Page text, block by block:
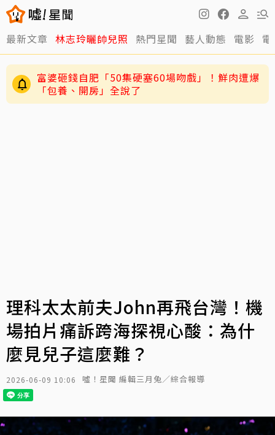
最新文章 林志玲曬帥兒照 熱門星聞 藝人動態 電影
富婆砸錢自肥「50集硬塞60場吻戲」！鮮肉遭爆
「包養、開房」全說了
理科太太前夫John再飛台灣！機
場拍片痛訴跨海探視心酸：為什
麼見兒子這麼難？
2026-06-09 10:06 噓！星聞 編輯三月兔／綜合報導